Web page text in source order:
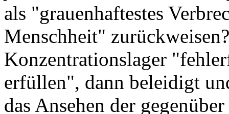
als "grauenhaftestes
Menschheit"
Konzentrationslager
erfüllen", dann beleidigt
das Ansehen der